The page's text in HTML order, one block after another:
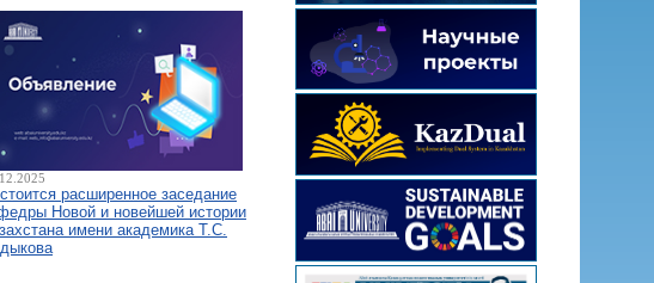
расширенное заседание
Новой и новейшей истории
имени академика Т.С.